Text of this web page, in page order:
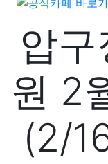
압
원 2
(2/